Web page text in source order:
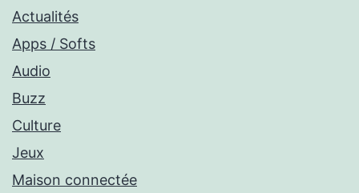
Actualités
Apps / Softs
Audio
Buzz
Culture
Jeux
Maison connectée